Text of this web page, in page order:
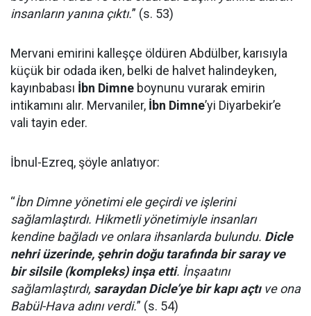
insanların yanına çıktı.” (s. 53)
Mervani emirini kalleşçe öldüren Abdülber, karısıyla
küçük bir odada iken, belki de halvet halindeyken,
kayınbabası İbn Dimne boynunu vurarak emirin
intikamını alır. Mervaniler, İbn Dimne’yi Diyarbekir’e
vali tayin eder.
İbnul-Ezreq, şöyle anlatıyor:
“İbn Dimne yönetimi ele geçirdi ve işlerini
sağlamlaştırdı. Hikmetli yönetimiyle insanları
kendine bağladı ve onlara ihsanlarda bulundu. Dicle
nehri üzerinde, şehrin doğu tarafında bir saray ve
bir silsile (kompleks) inşa etti. İnşaatını
sağlamlaştırdı, saraydan Dicle’ye bir kapı açtıve ona
Babül-Hava adını verdi.” (s. 54)